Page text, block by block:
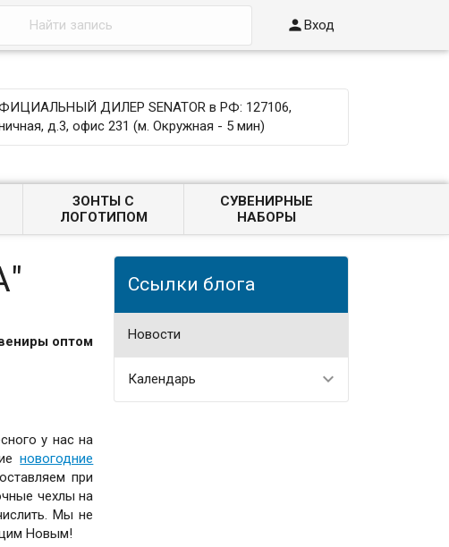
Вход
ДИЛЕР SENATOR в РФ: 127106,
д.3, офис 231 (м. Окружная - 5 мин)
ЗОНТЫ С
ЛОГОТИПОМ
СУВЕНИРНЫЕ
НАБОРЫ
Ссылки блога
Новости
Календарь
оптом
у нас на
новогодние
при
чехлы на
Мы не
Новым!